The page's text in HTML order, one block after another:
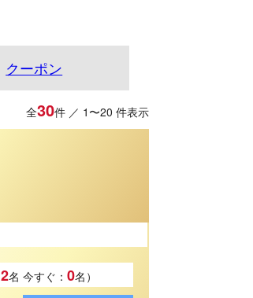
クーポン
全30件 ／ 1〜20 件表示
2名 今すぐ： 0名）